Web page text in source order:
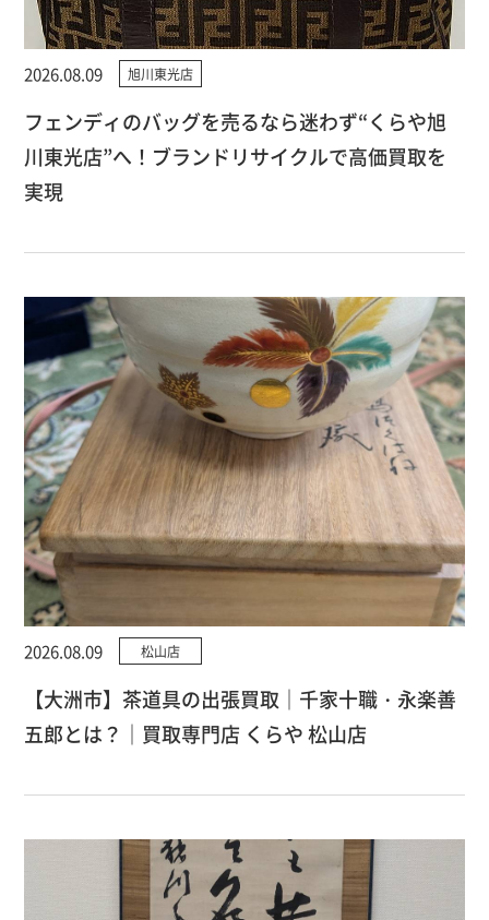
2026.08.09 旭川東光店
フェンディのバッグを売るなら迷わず“くらや旭
川東光店”へ！ブランドリサイクルで高価買取を
実現
2026.08.09 松山店
【大洲市】茶道具の出張買取｜千家十職・永楽善
五郎とは？｜買取専門店 くらや 松山店